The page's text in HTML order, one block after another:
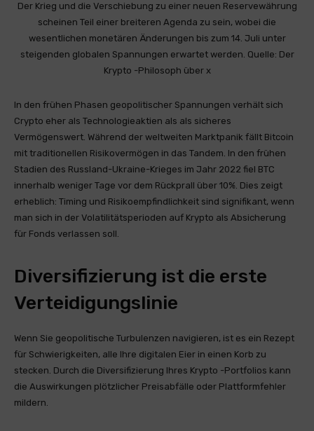
Der Krieg und die Verschiebung zu einer neuen Reservewährung
scheinen Teil einer breiteren Agenda zu sein, wobei die
wesentlichen monetären Änderungen bis zum 14. Juli unter
steigenden globalen Spannungen erwartet werden. Quelle: Der
Krypto -Philosoph über x
In den frühen Phasen geopolitischer Spannungen verhält sich
Crypto eher als Technologieaktien als als sicheres
Vermögenswert. Während der weltweiten Marktpanik fällt Bitcoin
mit traditionellen Risikovermögen in das Tandem. In den frühen
Stadien des Russland-Ukraine-Krieges im Jahr 2022 fiel BTC
innerhalb weniger Tage vor dem Rückprall über 10%. Dies zeigt
erheblich: Timing und Risikoempfindlichkeit sind signifikant, wenn
man sich in der Volatilitätsperioden auf Krypto als Absicherung
für Fonds verlassen soll.
Diversifizierung ist die erste
Verteidigungslinie
Wenn Sie geopolitische Turbulenzen navigieren, ist es ein Rezept
für Schwierigkeiten, alle Ihre digitalen Eier in einen Korb zu
stecken. Durch die Diversifizierung Ihres Krypto -Portfolios kann
die Auswirkungen plötzlicher Preisabfälle oder Plattformfehler
mildern.